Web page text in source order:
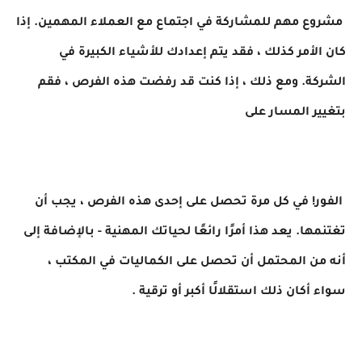
مشروع مهم للمشاركة في اجتماع مع العملاء المهمين. إذا
كان الأمر كذلك ، فقد يتم إعدادك للأشياء الكبيرة في
الشركة. ومع ذلك ، إذا كنت قد رفضت هذه الفرص ، فقم
بتغيير المسار على
الفور! في كل مرة تحصل على إحدى هذه الفرص ، يجب أن
تغتنمها. يعد هذا أمرًا رائعًا لحياتك المهنية - بالإضافة إلى
أنه من المحتمل أن تحصل على الكماليات في المكتب ،
سواء أكان ذلك استقلالًا أكبر أو ترقية .